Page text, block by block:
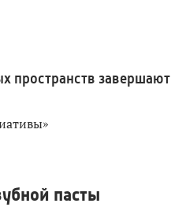
пространств завершают
пасты